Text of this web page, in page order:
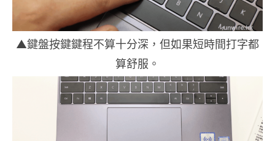
▲鍵盤按鍵鍵程不算十分深，但如果短時間打字都
算舒服。